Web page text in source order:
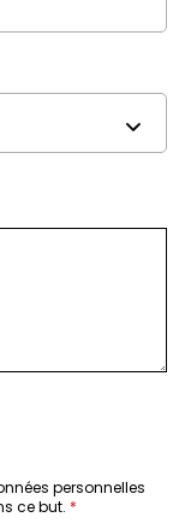
personnelles
ce but.